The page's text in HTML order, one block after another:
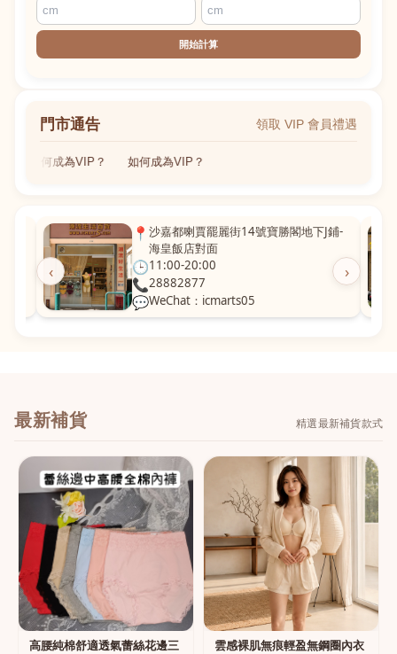
開始計算
門市通告 領取 VIP 會員禮遇
如何成為VIP？ 如何成為VIP？
‹ ›
📍 沙嘉都喇賈罷麗街14號寶勝閣地下J鋪-
海皇飯店對面
🕒11:00-20:00
📞28882877
💬WeChat：icmarts05
最新補貨 精選最新補貨款式
高腰純棉舒適透氣蕾絲花邊三
雲感裸肌無痕輕盈無鋼圈內衣